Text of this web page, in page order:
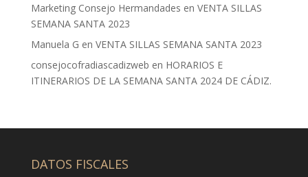
Marketing Consejo Hermandades en VENTA SILLAS
SEMANA SANTA 2023
Manuela G en VENTA SILLAS SEMANA SANTA 2023
consejocofradiascadizweb en HORARIOS E
ITINERARIOS DE LA SEMANA SANTA 2024 DE CÁDIZ.
DATOS FISCALES